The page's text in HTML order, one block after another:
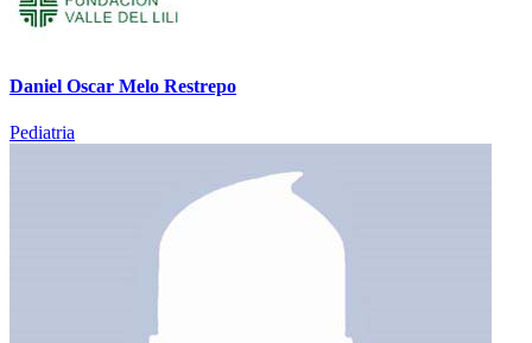
Daniel Oscar Melo Restrepo
Pediatria